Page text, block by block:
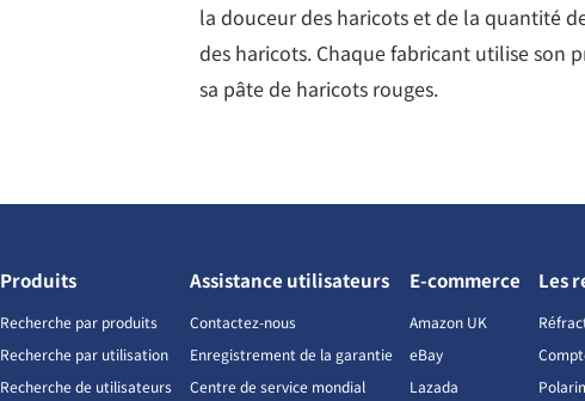
la douceur des haricots et de la quantité
des haricots. Chaque fabricant utilise son
sa pâte de haricots rouges.
Produits
Recherche par produits
Recherche par utilisation
Recherche de utilisateurs
Assistance utilisateurs
Contactez-nous
Enregistrement de la garantie
Centre de service mondial
E-commerce
Amazon UK
eBay
Lazada
Les